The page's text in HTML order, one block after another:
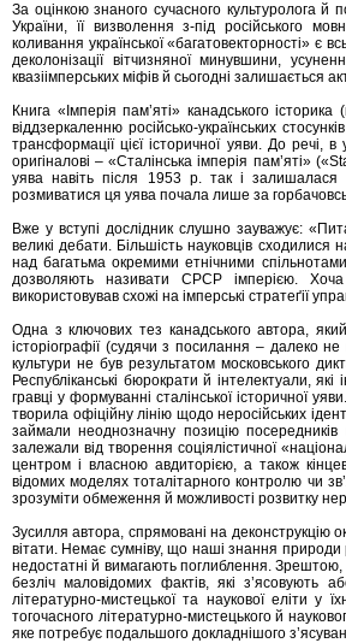
За оцінкою знаного сучасного культуролога
України, її визволення з-під російського
коливання української «багатовекторності» є
деколонізації вітчизняної минувшини,
квазіімперських міфів й сьогодні залишається
Книга «Імперія пам’яті» канадського
віддзеркаленню російсько-українських
трансформації цієї історичної уяви. До речі,
оригіналові – «Сталінська імперія пам’яті»
уява навіть після 1953 р. так і залишалася
розмиватися ця уява почала лише за
Вже у вступі дослідник слушно зауважує:
великі дебати. Більшість науковців
над багатьма окремими етнічними
дозволяють називати СРСР імперією.
використовував схожі на імперські стратеґії
Одна з ключових тез канадського автора,
історіографії (судячи з посилання – далеко
культури не був результатом московського
Республіканські бюрократи й інтелектуали,
гравці у формуванні сталінської історичної
творила офіційну лінію щодо неросійських
займали неоднозначну позицію
залежали від творення соціялістичної
центром і власною авдиторією, а також
відомих моделях тоталітарного контролю чи
зрозуміти обмеження й можливості розвитку
Зусилля автора, спрямовані на деконструкцію
вітати. Немає сумніву, що наші знання природи
недостатні й вимагають поглиблення.
безліч маловідомих фактів, які з’ясовують
літературно-мистецької та наукової еліти у
тогочасного літературно-мистецького й
яке потребує подальшого докладнішого